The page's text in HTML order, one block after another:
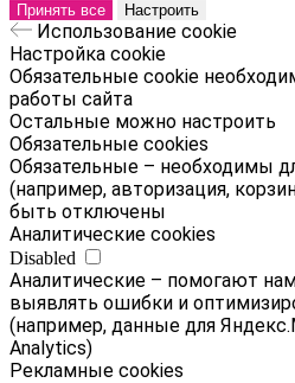
Принять все Настроить
Использование cookie
Настройка cookie
Обязательные cookie
работы сайта
Остальные можно настроить
Обязательные cookies
Обязательные – необходимы
(например, авторизация,
быть отключены
Аналитические cookies
Disabled
Аналитические – помогают
выявлять ошибки и
(например, данные для
Analytics)
Рекламные cookies